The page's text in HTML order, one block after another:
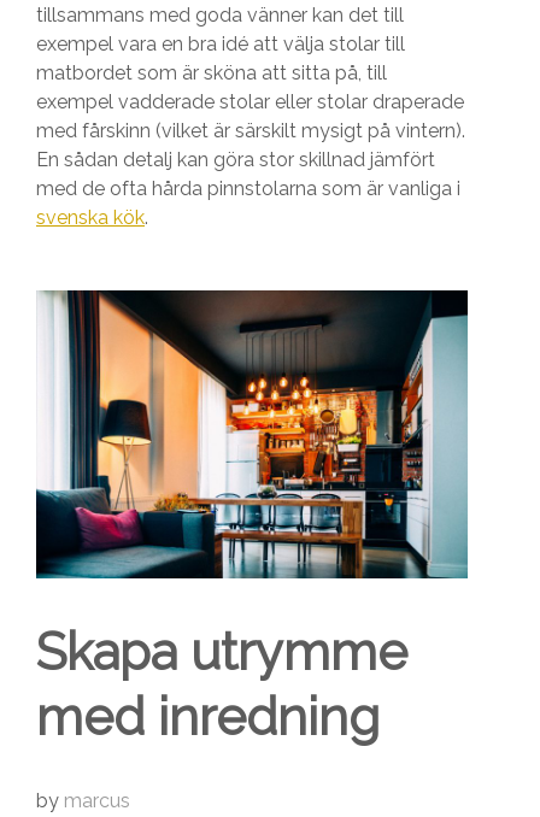
tillsammans med goda vänner kan det till
exempel vara en bra idé att välja stolar till
matbordet som är sköna att sitta på, till
exempel vadderade stolar eller stolar draperade
med fårskinn (vilket är särskilt mysigt på vintern).
En sådan detalj kan göra stor skillnad jämfört
med de ofta hårda pinnstolarna som är vanliga i
svenska kök.
Skapa utrymme
med inredning
by marcus